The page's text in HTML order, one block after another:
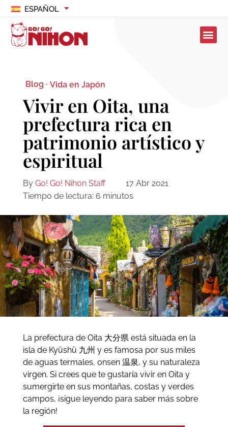
ESPAÑOL
Blog · Vida en Japón
Vivir en Oita, una
prefectura rica en
patrimonio artístico y
espiritual
By Go! Go! Nihon Staff
17 Abr 2021
Tiempo de lectura: 6 minutos
La prefectura de Oita 大分県 está situada en la
isla de Kyūshū 九州 y es famosa por sus miles
de aguas termales, onsen 温泉, y su naturaleza
virgen. Si crees que te gustaría vivir en Oita y
sumergirte en sus montañas, costas y verdes
campos, ¡sigue leyendo para saber más sobre
la región!